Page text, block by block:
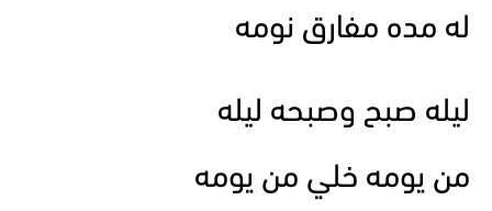
له مده مفارق نومه
ليله صبح وصبحه ليله
من يومه خلي من يومه